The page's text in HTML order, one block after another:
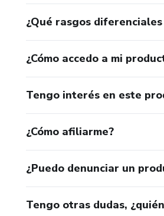
¿Qué rasgos
¿Cómo accedo a mi
Tengo interés en este
¿Cómo afiliarme?
¿Puedo denunciar un
Tengo otras dudas,